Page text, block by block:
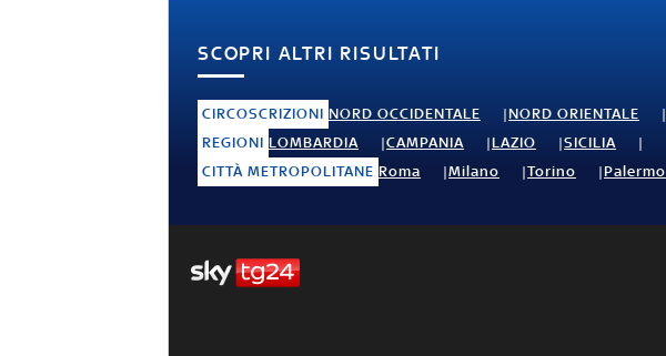
SCOPRI ALTRI RISULTATI
CIRCOSCRIZIONI NORD OCCIDENTALE NORD ORIENTALE
REGIONI LOMBARDIA CAMPANIA LAZIO
SICILIA
CITTÀ METROPOLITANE Roma Milano Torino Palermo